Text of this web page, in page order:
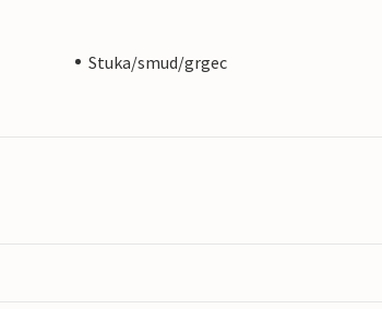
Stuka/smud/grgec